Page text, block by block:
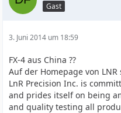
Gast
3. Juni 2014 um 18:59
FX-4 aus China ??
Auf der Homepage von
LnR Precision Inc. is
and prides itself on being
and quality testing all